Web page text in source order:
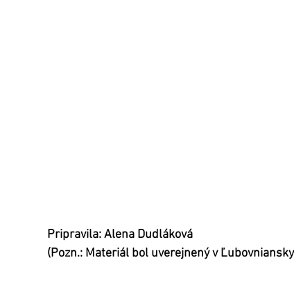
Pripravila: Alena Dudláková
(Pozn.: Materiál bol uverejnený v